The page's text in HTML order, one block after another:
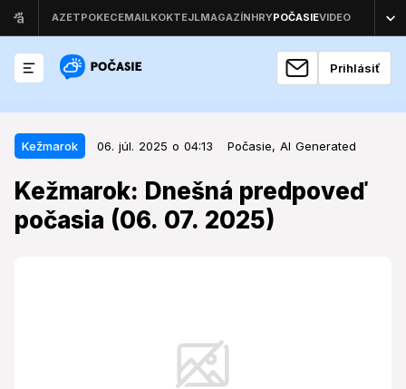
Prihlásiť
Kežmarok 06. júl. 2025 o 04:13 Počasie, AI Generated
Kežmarok: Dnešná predpoveď
počasia (06. 07. 2025)
Kežmarok 06. júl. 2025 o 04:13
Kežmarok: Dnešná predpoveď
počasia (06. 07. 2025)